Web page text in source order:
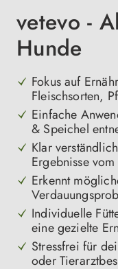
vetevo -
Hunde
Fokus auf
Fleischsorten,
Einfache
& Speichel
Klar
Ergebnisse
Erkennt
Individuelle
eine gezielte
Stressfrei für
oder